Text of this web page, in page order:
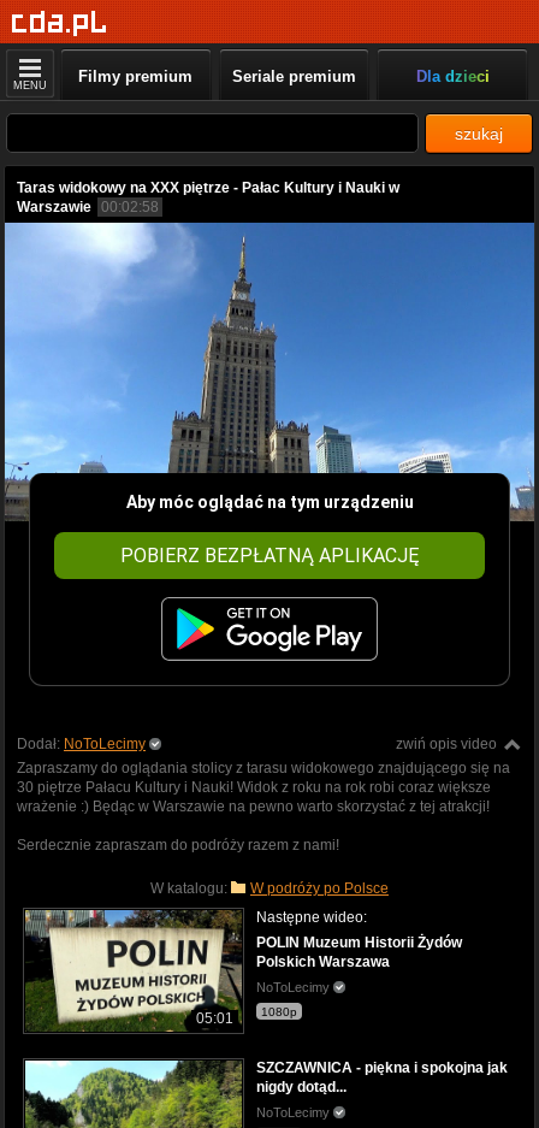
MENU Filmy premium Seriale premium Dla dzieci
szukaj
Taras widokowy na XXX piętrze - Pałac Kultury i Nauki w
Warszawie 00:02:58
Aby móc oglądać na tym urządzeniu
POBIERZ BEZPŁATNĄ APLIKACJĘ
zwiń opis video
Dodał: NoToLecimy
Zapraszamy do oglądania stolicy z tarasu widokowego znajdującego się na
30 piętrze Pałacu Kultury i Nauki! Widok z roku na rok robi coraz większe
wrażenie :) Będąc w Warszawie na pewno warto skorzystać z tej atrakcji!
Serdecznie zapraszam do podróży razem z nami!
W katalogu: W podróży po Polsce
05:01
Następne wideo:
POLIN Muzeum Historii Żydów
Polskich Warszawa
NoToLecimy
1080p
SZCZAWNICA - piękna i spokojna jak
nigdy dotąd...
NoToLecimy